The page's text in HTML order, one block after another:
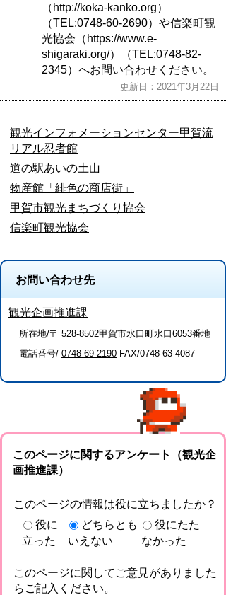
（http://koka-kanko.org）
（TEL:0748-60-2690）や信楽町観
光協会（https://www.e-
shigaraki.org/）（TEL:0748-82-
2345）へお問い合わせください。
更新日：2021年3月22日
観光インフォメーションセンター甲賀流
リアル忍者館
道の駅あいの土山
物産館「緋色の商店街」
甲賀市観光まちづくり協会
信楽町観光協会
お問い合わせ先
観光企画推進課
所在地/〒 528-8502甲賀市水口町水口6053番地
電話番号/ 0748-69-2190 FAX/0748-63-4087
このページに関するアンケート（観光企
画推進課）
このページの情報は役に立ちましたか？
役に
立った
どちらとも
いえない
役にたた
なかった
このページに関してご意見がありました
らご記入ください。